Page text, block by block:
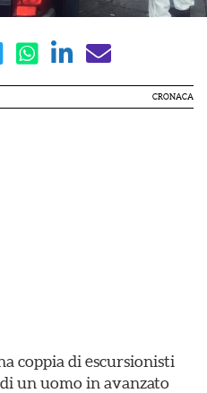
CRONACA
coppia di escursionisti
un uomo in avanzato